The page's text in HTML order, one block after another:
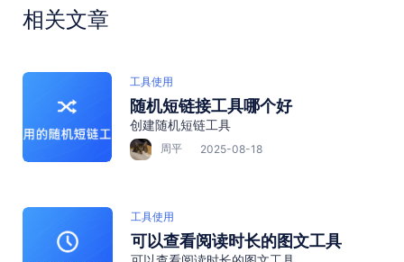
相关文章
工具使用
随机短链接工具哪个好
创建随机短链工具
周平 2025-08-18
工具使用
可以查看阅读时长的图文工具